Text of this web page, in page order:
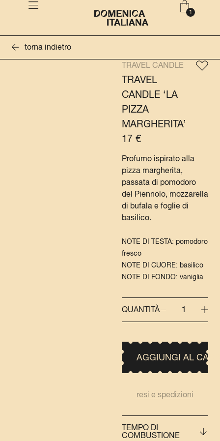
torna indietro
TRAVEL CANDLE
TRAVEL
CANDLE ‘LA
PIZZA
MARGHERITA’
17 €
Profumo ispirato alla
pizza margherita,
passata di pomodoro
del Piennolo, mozzarella
di bufala e foglie di
basilico.
NOTE DI TESTA: pomodoro
fresco
NOTE DI CUORE: basilico
NOTE DI FONDO: vaniglia
QUANTITÀ 1
AGGIUNGI AL
resi e spedizioni
TEMPO DI
COMBUSTIONE